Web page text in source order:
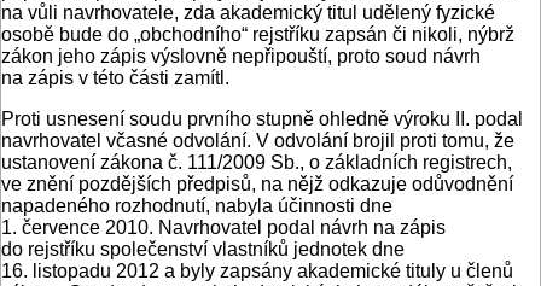
na vůli navrhovatele, zda akademický titul udělený fyzické
osobě bude do „obchodního“ rejstříku zapsán či nikoli, nýbrž
zákon jeho zápis výslovně nepřipouští, proto soud návrh
na zápis v této části zamítl.
Proti usnesení soudu prvního stupně ohledně výroku II. podal
navrhovatel včasné odvolání. V odvolání brojil proti tomu, že
ustanovení zákona č. 111/2009 Sb., o základních registrech,
ve znění pozdějších předpisů, na nějž odkazuje odůvodnění
napadeného rozhodnutí, nabyla účinnosti dne
1. července 2010. Navrhovatel podal návrh na zápis
do rejstříku společenství vlastníků jednotek dne
16. listopadu 2012 a byly zapsány akademické tituly u členů